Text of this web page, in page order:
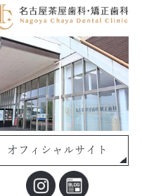
オフィシャルサイト